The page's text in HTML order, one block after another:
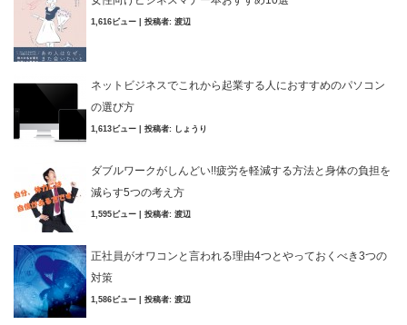
1,616ビュー 投稿者: 渡辺
ネットビジネスでこれから起業する人におすすめのパソコン
の選び方
1,613ビュー 投稿者: しょうり
ダブルワークがしんどい!!疲労を軽減する方法と身体の負担を
減らす5つの考え方
1,595ビュー 投稿者: 渡辺
正社員がオワコンと言われる理由4つとやっておくべき3つの
対策
1,586ビュー 投稿者: 渡辺